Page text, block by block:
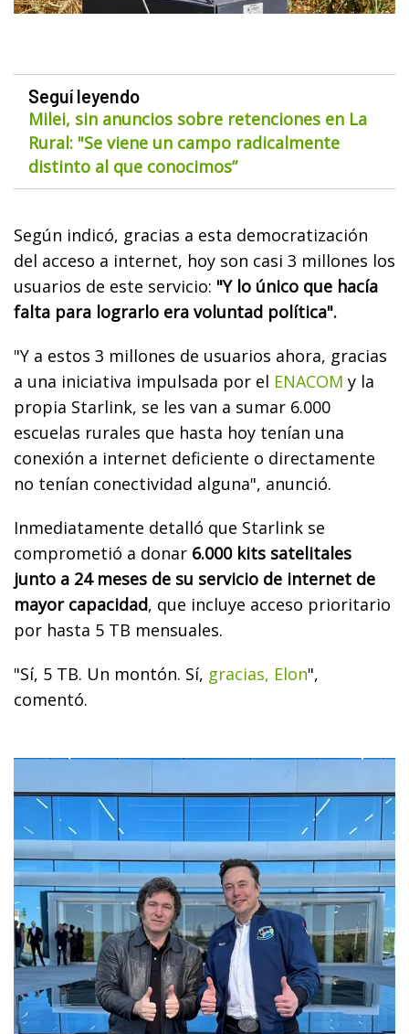
Seguí leyendo
Milei, sin anuncios sobre retenciones en La
Rural: "Se viene un campo radicalmente
distinto al que conocimos”
Según indicó, gracias a esta democratización
del acceso a internet, hoy son casi 3 millones los
usuarios de este servicio: "Y lo único que hacía
falta para lograrlo era voluntad política".
"Y a estos 3 millones de usuarios ahora, gracias
a una iniciativa impulsada por el ENACOM y la
propia Starlink, se les van a sumar 6.000
escuelas rurales que hasta hoy tenían una
conexión a internet deficiente o directamente
no tenían conectividad alguna", anunció.
Inmediatamente detalló que Starlink se
comprometió a donar 6.000 kits satelitales
junto a 24 meses de su servicio de internet de
mayor capacidad, que incluye acceso prioritario
por hasta 5 TB mensuales.
"Sí, 5 TB. Un montón. Sí, gracias, Elon",
comentó.